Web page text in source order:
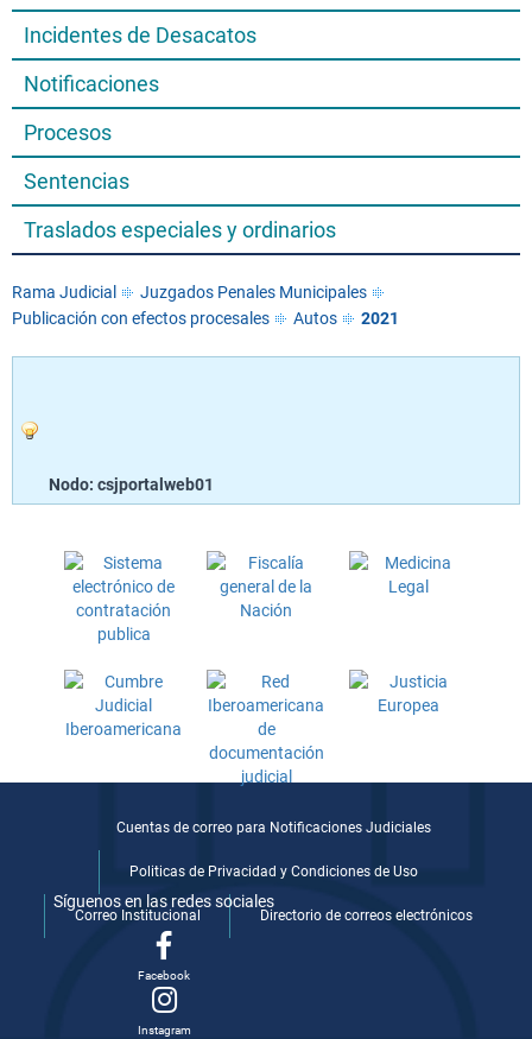
Incidentes de Desacatos
Notificaciones
Procesos
Sentencias
Traslados especiales y ordinarios
Rama Judicial
Juzgados Penales Municipales
Publicación con efectos procesales
Autos 2021
Nodo: csjportalweb01
Cuentas de correo para Notificaciones Judiciales
Politicas de Privacidad y Condiciones de Uso
Correo Institucional Directorio de correos electrónicos
Síguenos en las redes sociales
Facebook
Instagram